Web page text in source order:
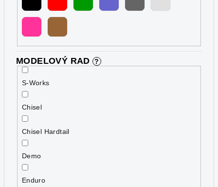
MODELOVÝ RAD ?
S-Works
Chisel
Chisel Hardtail
Demo
Enduro